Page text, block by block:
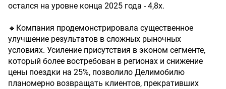
остался на уровне конца 2025 года - 4,8x.
🔹Компания продемонстрировала существенное
улучшение результатов в сложных рыночных
условиях. Усиление присутствия в эконом сегменте,
который более востребован в регионах и снижение
цены поездки на 25%, позволило Делимобилю
планомерно возвращать клиентов, прекративших